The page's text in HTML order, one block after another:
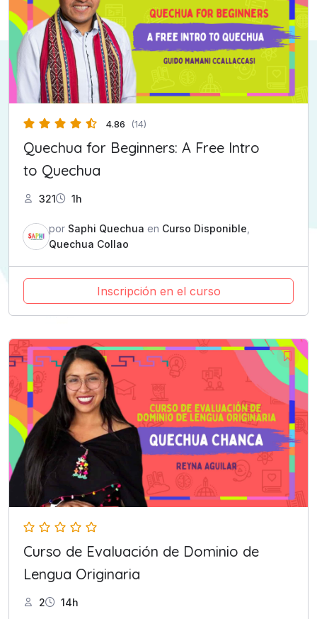
4.86 (14)
Quechua for Beginners: A Free Intro
to Quechua
321 1h
por Saphi Quechua en Curso Disponible
Quechua Collao
Inscripción en el curso
Curso de Evaluación de Dominio de
Lengua Originaria
2 14h